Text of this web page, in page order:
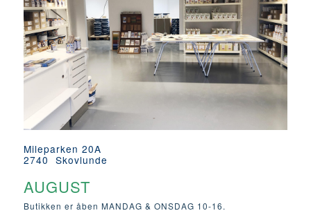
Mileparken 20A
2740 Skovlunde
AUGUST
Butikken er åben MANDAG & ONSDAG 10-16.